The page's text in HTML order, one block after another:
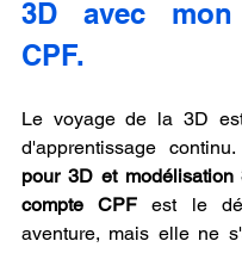
3D avec mon
CPF.
Le voyage de la 3D
d'apprentissage
pour 3D et
compte CPF est le
aventure, mais elle ne